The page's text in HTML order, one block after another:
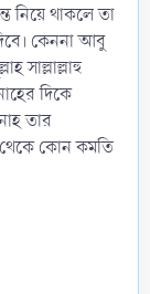
নিয়ে থাকলে তা
কেননা আবু
সাল্লাল্লাহু
দিকে
তার
কোন কমতি